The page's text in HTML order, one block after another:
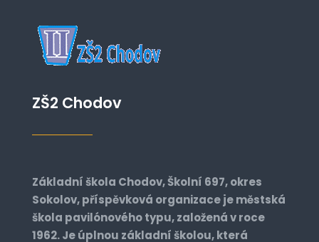
ZŠ2 Chodov
Základní škola Chodov, Školní 697, okres
Sokolov, příspěvková organizace je městská
škola pavilónového typu, založená v roce
1962. Je úplnou základní školou, která